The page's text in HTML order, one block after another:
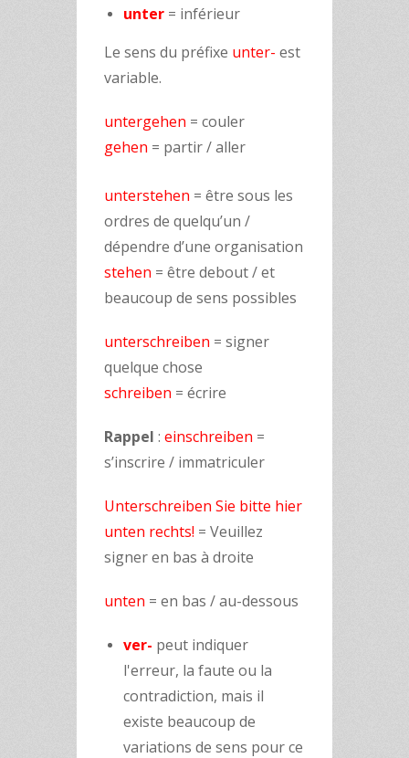
unter = inférieur
Le sens du préfixe unter- est
variable.
untergehen = couler
gehen = partir / aller
unterstehen = être sous les
ordres de quelqu’un /
dépendre d’une organisation
stehen = être debout / et
beaucoup de sens possibles
unterschreiben = signer
quelque chose
schreiben = écrire
Rappel : einschreiben =
s’inscrire / immatriculer
Unterschreiben Sie bitte hier
unten rechts! = Veuillez
signer en bas à droite
unten = en bas / au-dessous
ver- peut indiquer
l'erreur, la faute ou la
contradiction, mais il
existe beaucoup de
variations de sens pour ce